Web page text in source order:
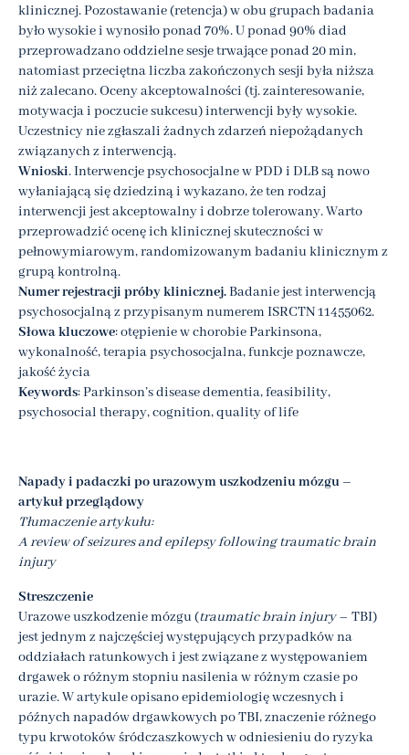
klinicznej. Pozostawanie (retencja) w obu grupach badania
było wysokie i wynosiło ponad 70%. U ponad 90% diad
przeprowadzano oddzielne sesje trwające ponad 20 min,
natomiast przeciętna liczba zakończonych sesji była niższa
niż zalecano. Oceny akceptowalności (tj. zainteresowanie,
motywacja i poczucie sukcesu) interwencji były wysokie.
Uczestnicy nie zgłaszali żadnych zdarzeń niepożądanych
związanych z interwencją.
Wnioski. Interwencje psychosocjalne w PDD i DLB są nowo
wyłaniającą się dziedziną i wykazano, że ten rodzaj
interwencji jest akceptowalny i dobrze tolerowany. Warto
przeprowadzić ocenę ich klinicznej skuteczności w
pełnowymiarowym, randomizowanym badaniu klinicznym z
grupą kontrolną.
Numer rejestracji próby klinicznej.Badanie jest interwencją
psychosocjalną z przypisanym numerem ISRCTN 11455062.
Słowa kluczowe: otępienie w chorobie Parkinsona,
wykonalność, terapia psychosocjalna, funkcje poznawcze,
jakość życia
Keywords: Parkinson’s disease dementia, feasibility,
psychosocial therapy, cognition, quality of life
Napady i padaczki po urazowym uszkodzeniu mózgu –
artykuł przeglądowy
Tłumaczenie artykułu:
A review of seizures and epilepsy following traumatic brain
injury
Streszczenie
Urazowe uszkodzenie mózgu (traumatic brain injury– TBI)
jest jednym z najczęściej występujących przypadków na
oddziałach ratunkowych i jest związane z występowaniem
drgawek o różnym stopniu nasilenia w różnym czasie po
urazie. W artykule opisano epidemiologię wczesnych i
późnych napadów drgawkowych po TBI, znaczenie różnego
typu krwotoków śródczaszkowych w odniesieniu do ryzyka